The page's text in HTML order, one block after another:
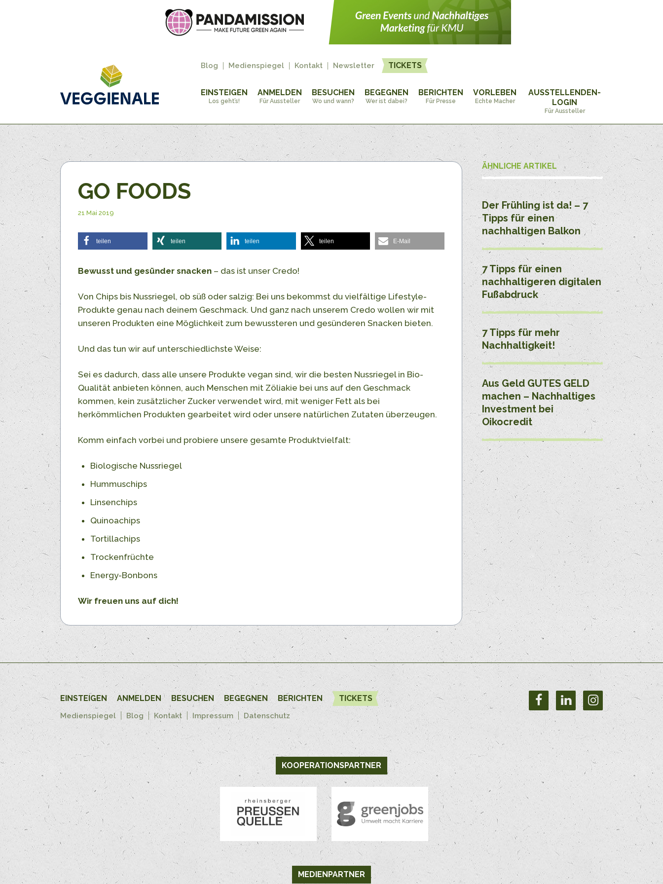
Blog Medienspiegel Kontakt Newsletter TICKETS
EINSTEIGEN
Los geht’s!
ANMELDEN
Für Aussteller
BESUCHEN
Wo und wann?
BEGEGNEN
Wer ist dabei?
BERICHTEN
Für Presse
VORLEBEN
Echte Macher
AUSSTELLENDEN-
LOGIN
Für Aussteller
GO FOODS
21 Mai 2019
teilen teilen teilen teilen E-Mail
Bewusst und gesünder snacken – das ist unser Credo!
Von Chips bis Nussriegel, ob süß oder salzig: Bei uns bekommst du vielfältige Lifestyle-
Produkte genau nach deinem Geschmack. Und ganz nach unserem Credo wollen wir mit
unseren Produkten eine Möglichkeit zum bewussteren und gesünderen Snacken bieten.
Und das tun wir auf unterschiedlichste Weise:
Sei es dadurch, dass alle unsere Produkte vegan sind, wir die besten Nussriegel in Bio-
Qualität anbieten können, auch Menschen mit Zöliakie bei uns auf den Geschmack
kommen, kein zusätzlicher Zucker verwendet wird, mit weniger Fett als bei
herkömmlichen Produkten gearbeitet wird oder unsere natürlichen Zutaten überzeugen.
Komm einfach vorbei und probiere unsere gesamte Produktvielfalt:
Biologische Nussriegel
Hummuschips
Linsenchips
Quinoachips
Tortillachips
Trockenfrüchte
Energy-Bonbons
Wir freuen uns auf dich!
ÄHNLICHE ARTIKEL
Der Frühling ist da! – 7
Tipps für einen
nachhaltigen Balkon
7 Tipps für einen
nachhaltigeren digitalen
Fußabdruck
7 Tipps für mehr
Nachhaltigkeit!
Aus Geld GUTES GELD
machen – Nachhaltiges
Investment bei
Oikocredit
EINSTEIGEN ANMELDEN BESUCHEN BEGEGNEN BERICHTEN TICKETS
Medienspiegel Blog Kontakt Impressum Datenschutz
KOOPERATIONSPARTNER
MEDIENPARTNER